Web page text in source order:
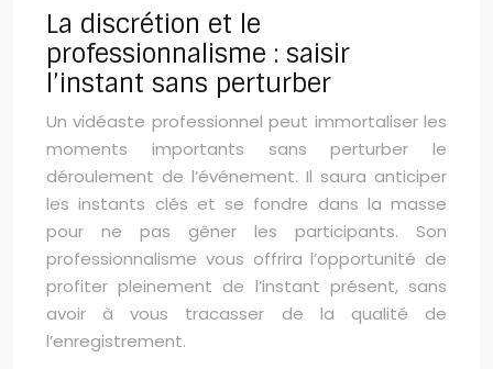
La discrétion et le
professionnalisme : saisir
l’instant sans perturber
Un vidéaste professionnel peut immortaliser les
moments importants sans perturber le
déroulement de l’événement. Il saura anticiper
les instants clés et se fondre dans la masse
pour ne pas gêner les participants. Son
professionnalisme vous offrira l’opportunité de
profiter pleinement de l’instant présent, sans
avoir à vous tracasser de la qualité de
l’enregistrement.